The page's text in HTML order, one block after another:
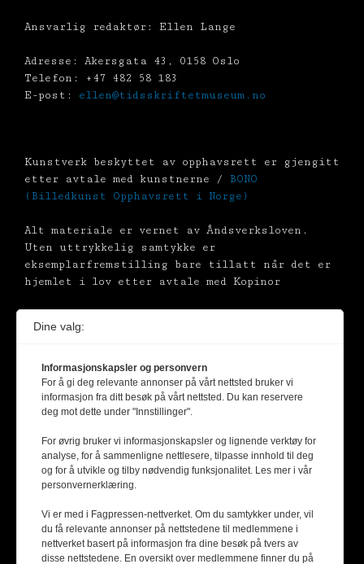
Ansvarlig redaktør: Ellen Lange
Adresse: Akersgata 43, 0158 Oslo
Telefon: +47 482 58 183
E-post: ellen@tidsskriftetmuseum.no
Kunstverk beskyttet av opphavsrett er gjengitt
etter avtale med kunstnerne / BONO
(Billedkunst Opphavsrett i Norge)
Alt materiale er vernet av Åndsverksloven.
Uten uttrykkelig samtykke er
eksemplarfremstilling bare tillatt når det er
hjemlet i lov etter avtale med Kopinor
Dine valg:
Informasjonskapsler og personvern
For å gi deg relevante annonser på vårt nettsted bruker vi
informasjon fra ditt besøk på vårt nettsted. Du kan reservere
deg mot dette under "Innstillinger".
For øvrig bruker vi informasjonskapsler og lignende verktøy for
analyse, for å sammenligne nettlesere, tilpasse innhold til deg
og for å utvikle og tilby nødvendig funksjonalitet. Les mer i vår
personvernerklæring.
Vi er med i Fagpressen-nettverket. Om du samtykker under, vil
du få relevante annonser på nettstedene til medlemmene i
nettverket basert på informasjon fra dine besøk på tvers av
disse nettstedene. En oversikt over medlemmene finner du på